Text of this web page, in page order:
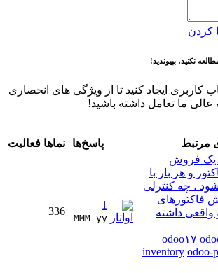
کردن
نکنید، بپیوندید!
ایجاد کنید تا از ویژگی های انحصاری
عالی ما تعامل داشته باشید!
مرتبط
پاسخ‌ها نماها فعالیت
برای یک فروش
و هر بار با
، چه کنترلی
فاکتورهای
داشته
odoo۱۷
inventory odoo-
1
MMM yy
336